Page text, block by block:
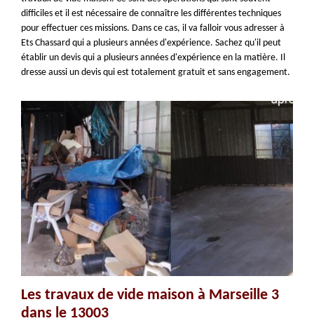
difficiles et il est nécessaire de connaître les différentes techniques
pour effectuer ces missions. Dans ce cas, il va falloir vous adresser à
Ets Chassard qui a plusieurs années d'expérience. Sachez qu'il peut
établir un devis qui a plusieurs années d'expérience en la matière. Il
dresse aussi un devis qui est totalement gratuit et sans engagement.
Les travaux de vide maison à Marseille 3
dans le 13003